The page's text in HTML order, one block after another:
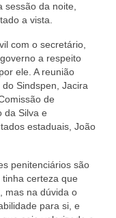
da noite,
a vista.
com o secretário,
a respeito
ele. A reunião
Sindspen, Jacira
de
da Silva e
estaduais, João
penitenciários são
certeza que
mas na dúvida o
para si, e